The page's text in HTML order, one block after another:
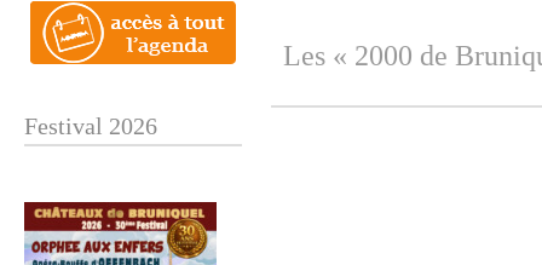
Festival 2026
Les « 2000 de